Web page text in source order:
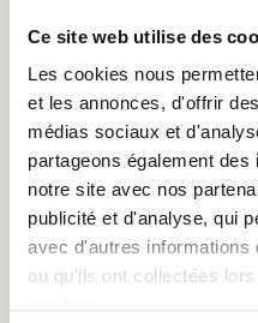
Ce site web utilise des
Les cookies nous
et les annonces, d'offrir
médias sociaux et
partageons également
notre site avec nos
publicité et d'analyse, qui
avec d'autres informations
ou qu'ils ont collectées
Zalen & Capaciteit
Zaal St-Feuillien – 75
Tarieven 2025 (incl.
VERHUUR
Halve dag (max. 4u)
MA-DO
Halve dag (max. 4u)